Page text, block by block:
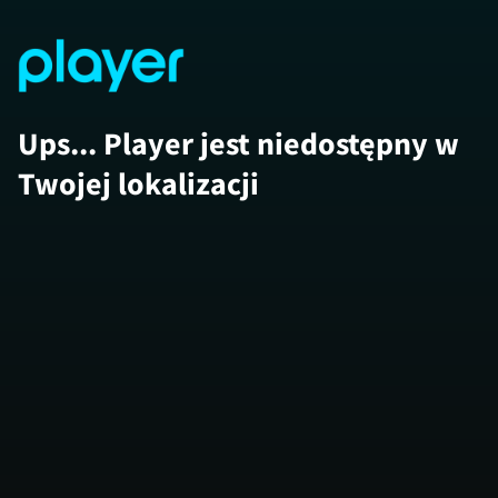
Ups... Player jest niedostępny w
Twojej lokalizacji